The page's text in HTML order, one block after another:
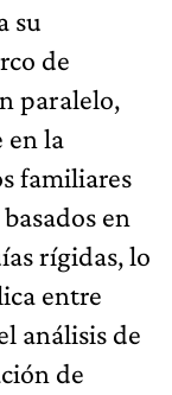
su
de
paralelo,
en la
familiares
en
rígidas, lo
entre
análisis de
de